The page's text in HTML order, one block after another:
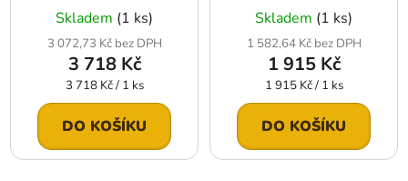
Skladem (1 ks)
3 072,73 Kč bez DPH
3 718 Kč
Měrná
cena:
3 718 Kč / 1 ks
DO KOŠÍKU
Skladem (1 ks)
1 582,64 Kč bez DPH
1 915 Kč
Měrná
cena:
1 915 Kč / 1 ks
DO KOŠÍKU